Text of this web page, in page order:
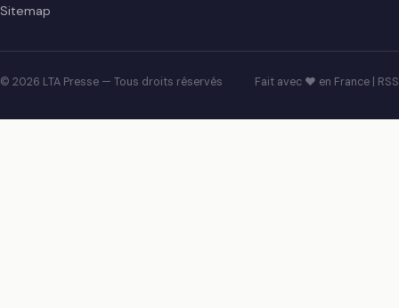
Sitemap
© 2026 LTA Presse — Tous droits réservés Fait avec ♥ en France | RSS